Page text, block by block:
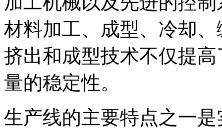
材料加工、成型、冷却
挤出和成型技术不仅提
量的稳定性。
生产线的主要特点之一